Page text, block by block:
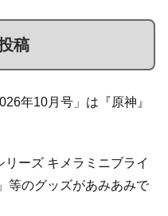
稿
年10月号」は『原神』
ーズ キメラミニブライ
等のグッズがあみあみで